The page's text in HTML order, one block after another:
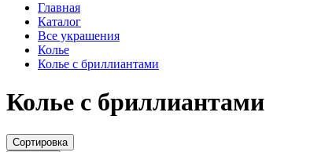
Главная
Каталог
Все украшения
Колье
Колье с бриллиантами
Колье с бриллиантами
Сортировка